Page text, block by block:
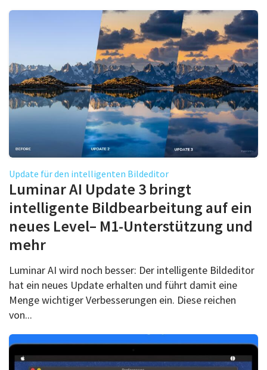
Update für den intelligenten Bildeditor
Luminar AI Update 3 bringt
intelligente Bildbearbeitung auf ein
neues Level– M1-Unterstützung und
mehr
Luminar AI wird noch besser: Der intelligente Bildeditor
hat ein neues Update erhalten und führt damit eine
Menge wichtiger Verbesserungen ein. Diese reichen
von...